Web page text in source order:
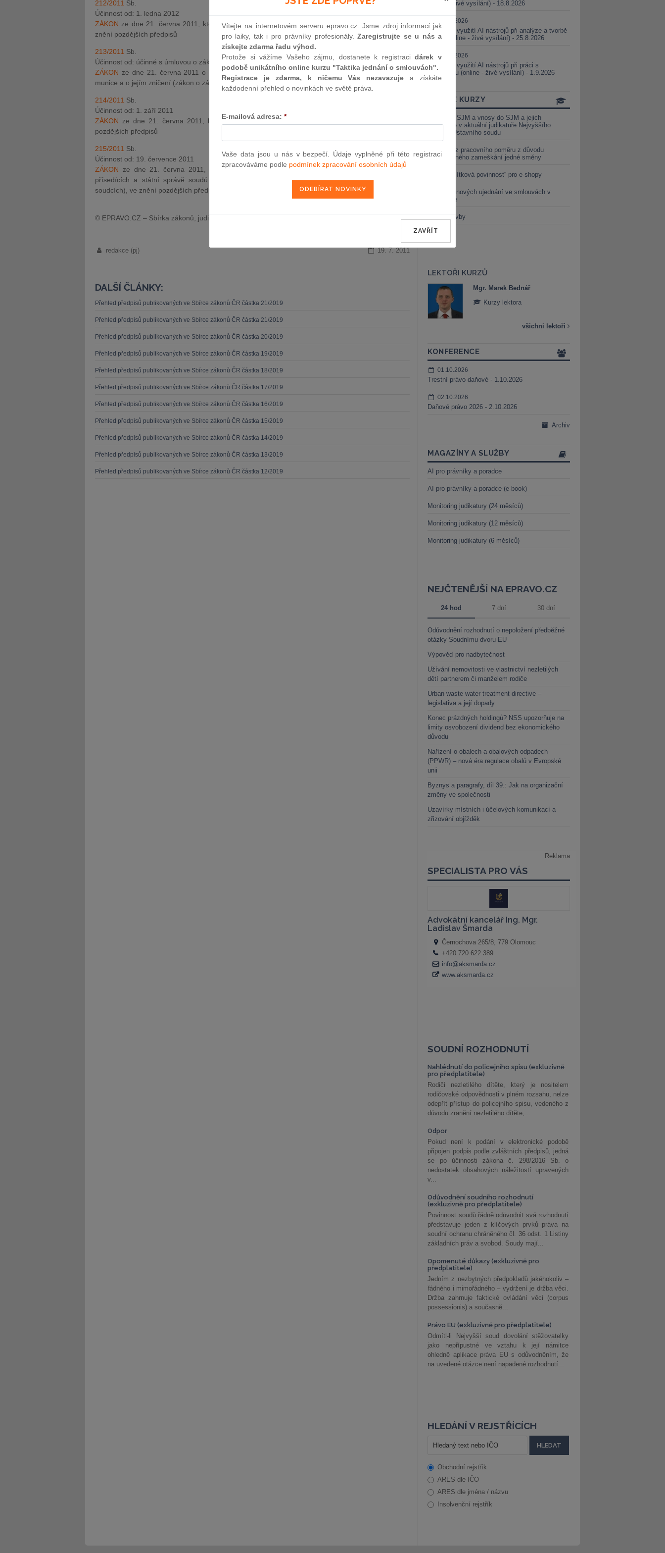
212/2011 Sb.
Účinnost od: 1. ledna 2012
ZÁKON ze dne 21. června 2011, kterým se mění zákon č.338/1992Sb., o dani z nemovitostí, ve
znění pozdějších předpisů
213/2011 Sb.
Účinnost od: účinné s úmluvou o zákazu kazetové munice
ZÁKON ze dne 21. června 2011 o zákazu použití, vývoje, výroby, skladování a převodu kazetové
munice a o jejím zničení (zákon o zákazu kazetové munice)
214/2011 Sb.
Účinnost od: 1. září 2011
ZÁKON ze dne 21. června 2011, kterým se mění zákon č.
pozdějších předpisů
215/2011 Sb.
Účinnost od: 19. července 2011
ZÁKON ze dne 21. června 2011, kterým se mění zákon č.6/2002Sb., o soudech, soudcích,
přísedících a státní správě soudů a o změně některých dalších zákonů (zákon o soudech a
soudcích), ve znění pozdějších předpisů
© EPRAVO.CZ – Sbírka zákonů, judikatura, právo |
redakce (pj) 19. 7. 2011
DALŠÍ ČLÁNKY:
Přehled předpisů publikovaných ve Sbírce zákonů ČR částka 21/2019
Přehled předpisů publikovaných ve Sbírce zákonů ČR částka 21/2019
Přehled předpisů publikovaných ve Sbírce zákonů ČR částka 20/2019
Přehled předpisů publikovaných ve Sbírce zákonů ČR částka 19/2019
Přehled předpisů publikovaných ve Sbírce zákonů ČR částka 18/2019
Přehled předpisů publikovaných ve Sbírce zákonů ČR částka 17/2019
Přehled předpisů publikovaných ve Sbírce zákonů ČR částka 16/2019
Přehled předpisů publikovaných ve Sbírce zákonů ČR částka 15/2019
Přehled předpisů publikovaných ve Sbírce zákonů ČR částka 14/2019
Přehled předpisů publikovaných ve Sbírce zákonů ČR částka 13/2019
Přehled předpisů publikovaných ve Sbírce zákonů ČR částka 12/2019
(online - živé vysílání) - 18.8.2026
25.08.2026
Praktické využití AI nástrojů při analýze a tvorbě
smluv (online - živé vysílání) - 25.8.2026
01.09.2026
Praktické využití AI nástrojů při práci s
judikaturou (online - živé vysílání) - 1.9.2026
ONLINE KURZY
Vnosy ze SJM a vnosy do SJM a jejich
valorizace v aktuální judikatuře Nejvyššího
soudu a Ústavního soudu
Výpověď z pracovního poměru z důvodu
neomluveného zameškání jedné směny
Nová „tlačítková povinnost“ pro e-shopy
Změna cenových ujednání ve smlouvách v
energetice
Černé stavby
LEKTOŘI KURZŮ
JUDr. Tomáš Nielsen
Kurzy lektora
Mgr. Marek Bednář
Kurzy lektora
všichni lektoři
KONFERENCE
01.10.2026
Trestní právo daňové - 1.10.2026
02.10.2026
Daňové právo 2026 - 2.10.2026
Archiv
MAGAZÍNY A SLUŽBY
AI pro právníky a poradce
AI pro právníky a poradce (e-book)
Monitoring judikatury (24 měsíců)
Monitoring judikatury (12 měsíců)
Monitoring judikatury (6 měsíců)
NEJČTENĚJŠÍ NA EPRAVO.CZ
24 hod 7 dní 30 dní
Odůvodnění rozhodnutí o nepoložení předběžné
otázky Soudnímu dvoru EU
Výpověď pro nadbytečnost
Užívání nemovitosti ve vlastnictví nezletilých
dětí partnerem či manželem rodiče
Urban waste water treatment directive –
legislativa a její dopady
Konec prázdných holdingů? NSS upozorňuje na
limity osvobození dividend bez ekonomického
důvodu
Nařízení o obalech a obalových odpadech
(PPWR) – nová éra regulace obalů v Evropské
unii
Byznys a paragrafy, díl 39.: Jak na organizační
změny ve společnosti
Uzavírky místních i účelových komunikací a
zřizování objížděk
SOUDNÍ ROZHODNUTÍ
Nahlédnutí do policejního spisu (exkluzivně
pro předplatitele)
Rodiči nezletilého dítěte, který je nositelem
rodičovské odpovědnosti v plném rozsahu, nelze
odepřít přístup do policejního spisu, vedeného z
důvodu zranění nezletilého dítěte,...
Odpor
Pokud není k podání v elektronické podobě
připojen podpis podle zvláštních předpisů, jedná
se po účinnosti zákona č. 298/2016 Sb. o
nedostatek obsahových náležitostí upravených
v...
Odůvodnění soudního rozhodnutí
(exkluzivně pro předplatitele)
Povinnost soudů řádně odůvodnit svá rozhodnutí
představuje jeden z klíčových prvků práva na
soudní ochranu chráněného čl. 36 odst. 1 Listiny
základních práv a svobod. Soudy mají...
Opomenuté důkazy (exkluzivně pro
předplatitele)
Jedním z nezbytných předpokladů jakéhokoliv –
řádného i mimořádného – vydržení je držba věci.
Držba zahrnuje faktické ovládání věci (corpus
possessionis) a současně...
Právo EU (exkluzivně pro předplatitele)
Odmítl-li Nejvyšší soud dovolání stěžovatelky
jako nepřípustné ve vztahu k její námitce
ohledně aplikace práva EU s odůvodněním, že
na uvedené otázce není napadené rozhodnutí...
HLEDÁNÍ V REJSTŘÍCÍCH
Obchodní rejstřík
ARES dle IČO
ARES dle jména / názvu
Insolvenční rejstřík
Vítejte na internetovém serveru epravo.cz. Jsme zdroj informací jak
pro laiky, tak i pro právníky profesionály.Zaregistrujte se u nás a
získejte zdarma řadu výhod.
Protože si vážíme Vašeho zájmu, dostanete k registracidárek v
podobě unikátního online kurzu "Taktika jednání o smlouvách".
Registrace je zdarma, k ničemu Vás nezavazuje a získáte
každodenní přehled o novinkách ve světě práva.
E-mailová adresa: *
Vaše data jsou u nás v bezpečí. Údaje vyplněné při této registraci
zpracováváme podle podmínek zpracování osobních údajů
ZAVŘÍT